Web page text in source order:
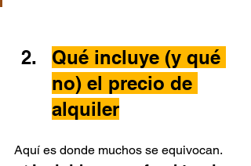
Qué incluye (y qué
no) el precio de
alquiler
Aquí es donde muchos se equivocan.